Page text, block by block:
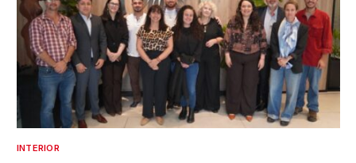
INTERIOR